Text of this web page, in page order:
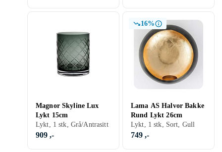
Magnor Skyline Lux
Lykt 15cm
Lykt, 1 stk, Grå/Antrasitt
909 ,-
16%
Lama AS Halvor Bakke
Rund Lykt 26cm
Lykt, 1 stk, Sort, Gull
749 ,-